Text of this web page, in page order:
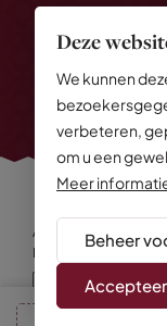
Deze
We kunnen
verbeteren,
om u een
Meer
Beheer
Alle rechten
Privacy Policy